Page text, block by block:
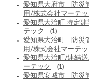
愛知県大府市 防災
用/株式会社マーテッ
愛知県大治町 特定
テック
(1)
愛知県大治町 防災
用/株式会社マーテッ
愛知県大治町/連結
ーテック
(1)
愛知県安城市 防災